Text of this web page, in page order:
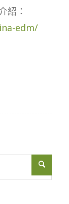
紹：
edm/